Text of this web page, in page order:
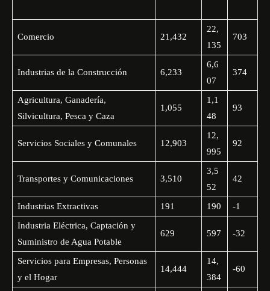
Comercio 21,432
22,
135
703
Industrias de la Construcción 6,233
6,6
07
374
Agricultura, Ganadería,
Silvicultura, Pesca y Caza
1,055
1,1
48
93
Servicios Sociales y Comunales 12,903
12,
995
92
Transportes y Comunicaciones 3,510
3,5
52
42
Industrias Extractivas 191 190
-1
Industria Eléctrica, Captación y
Suministro de Agua Potable
629 597 -32
Servicios para Empresas, Personas
y el Hogar
14,444
14,
384
-60